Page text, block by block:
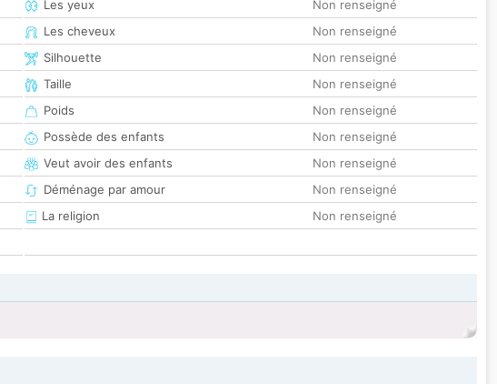
Les yeux
Non renseigné
Les cheveux
Non renseigné
Silhouette
Non renseigné
Taille
Non renseigné
Poids
Non renseigné
Possède des enfants
Non renseigné
Veut avoir des enfants
Non renseigné
Déménage par amour
Non renseigné
La religion
Non renseigné